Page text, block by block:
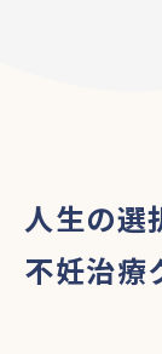
人生の選
不妊治療